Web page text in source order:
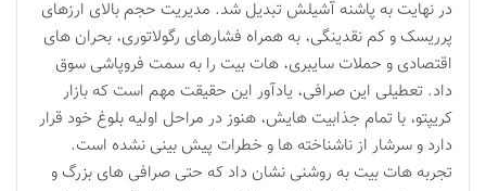
در نهایت به پاشنه آشیلش تبدیل شد. مدیریت حجم بالای ارزهای
پرریسک و کم نقدینگی، به همراه فشارهای رگولاتوری، بحران های
اقتصادی و حملات سایبری، هات بیت را به سمت فروپاشی سوق
داد. تعطیلی این صرافی، یادآور این حقیقت مهم است که بازار
کریپتو، با تمام جذابیت هایش، هنوز در مراحل اولیه بلوغ خود قرار
دارد و سرشار از ناشناخته ها و خطرات پیش بینی نشده است.
تجربه هات بیت به روشنی نشان داد که حتی صرافی های بزرگ و